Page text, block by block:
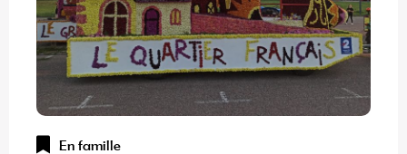
En famille